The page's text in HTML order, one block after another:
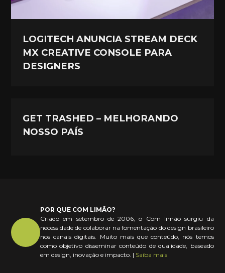
LOGITECH ANUNCIA STREAM DECK
MX CREATIVE CONSOLE PARA
DESIGNERS
GET TRASHED – MELHORANDO
NOSSO PAÍS
POR QUE COM LIMÃO?
Criado em setembro de 2006, o Com limão surgiu da
necessidade de colaborar na fomentação do design brasileiro
nos canais digitais. Muito mais que conteúdo, nós temos
como objetivo disseminar conteúdo de qualidade, baseado
em design, inovação e impacto. | Saiba mais